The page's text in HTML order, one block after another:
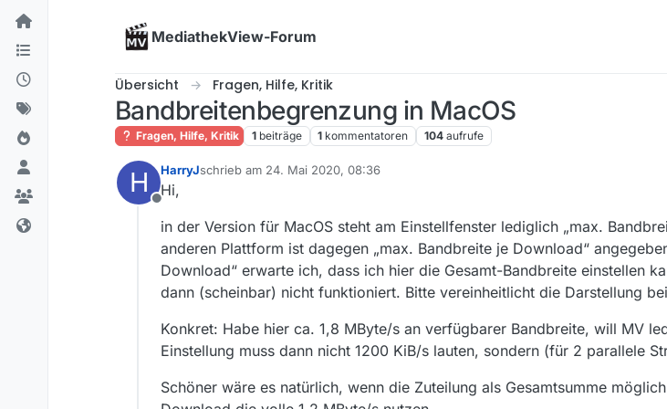
Skip to content
MediathekView-Forum
Übersicht Fragen, Hilfe, Kritik
Bandbreitenbegrenzung in MacOS
Fragen, Hilfe, Kritik 1 beiträge 1 kommentatoren 104 aufrufe
H
Offline
HarryJschrieb am 24. Mai 2020, 08:36
zuletzt editiert von
Hi,
in der Version für MacOS steht am Einstellfenster lediglich „max.
anderen Plattform ist dagegen „max. Bandbreite je Download“
Download“ erwarte ich, dass ich hier die Gesamt-Bandbreite einstellen
dann (scheinbar) nicht funktioniert. Bitte vereinheitlicht die Darstellung
Konkret: Habe hier ca. 1,8 MByte/s an verfügbarer Bandbreite, will MV
Einstellung muss dann nicht 1200 KiB/s lauten, sondern (für 2 parallele
Schöner wäre es natürlich, wenn die Zuteilung als Gesamtsumme